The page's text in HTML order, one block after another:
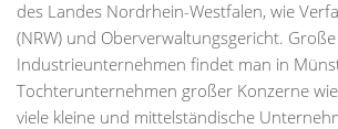
des Landes Nordrhein-Westfalen, wie
(NRW) und Oberverwaltungsgericht. Große
Industrieunternehmen findet man in
Tochterunternehmen großer Konzerne
viele kleine und mittelständische